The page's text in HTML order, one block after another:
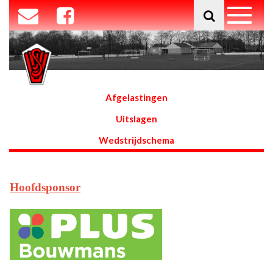
Afgelastingen
Uitslagen
Wedstrijdschema
Hoofdsponsor